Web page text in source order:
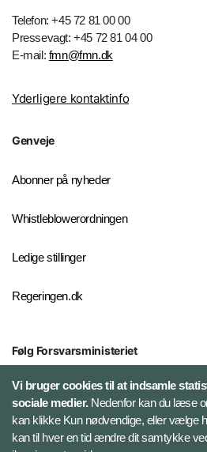
Telefon: +45 72 81 00 00
Pressevagt: +45 72 81 04 00
E-mail: fmn@fmn.dk
Yderligere kontaktinfo
Genveje
Abonner på nyheder
Whistleblowerordningen
Ledige stillinger
Regeringen.dk
Følg Forsvarsministeriet
X
LinkedIn
Vi bruger cookies til at indsamle
sociale medier.Nedenfor kan du læse
kan klikke Kun nødvendige, eller vælge
kan til hver en tid ændre dit samtykke